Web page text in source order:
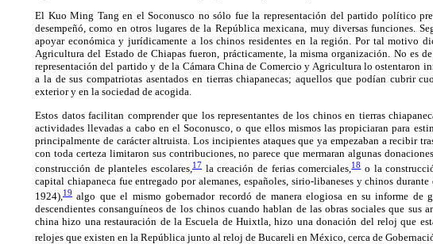
El Kuo Ming Tang en el Soconusco no sólo fue la representación del partido político
desempeñó, como en otros lugares de la República mexicana, muy diversas funciones.
apoyar económica y jurídicamente a los chinos residentes en la región. Por tal motivo
Agricultura del Estado de Chiapas fueron, prácticamente, la misma organización. No es
representación del partido y de la Cámara China de Comercio y Agricultura lo ostentaron
a la de sus compatriotas asentados en tierras chiapanecas; aquellos que podían cubrir
exterior y en la sociedad de acogida.
Estos datos facilitan comprender que los representantes de los chinos en tierras
actividades llevadas a cabo en el Soconusco, o que ellos mismos las propiciaran para
principalmente de carácter altruista. Los incipientes ataques que ya empezaban a recibir
con toda certeza limitaron sus contribuciones, no parece que mermaran algunas
construcción de planteles escolares, 17 la creación de ferias comerciales,18o la
capital chiapaneca fue entregado por alemanes, españoles, sirio-libaneses y chinos
1924),19 algo que el mismo gobernador recordó de manera elogiosa en su informe de
descendientes consanguíneos de los chinos cuando hablan de las obras sociales que sus
china hizo una restauración de la Escuela de Huixtla, hizo una donación del reloj que
relojes que existen en la República junto al reloj de Bucareli en México, cerca de